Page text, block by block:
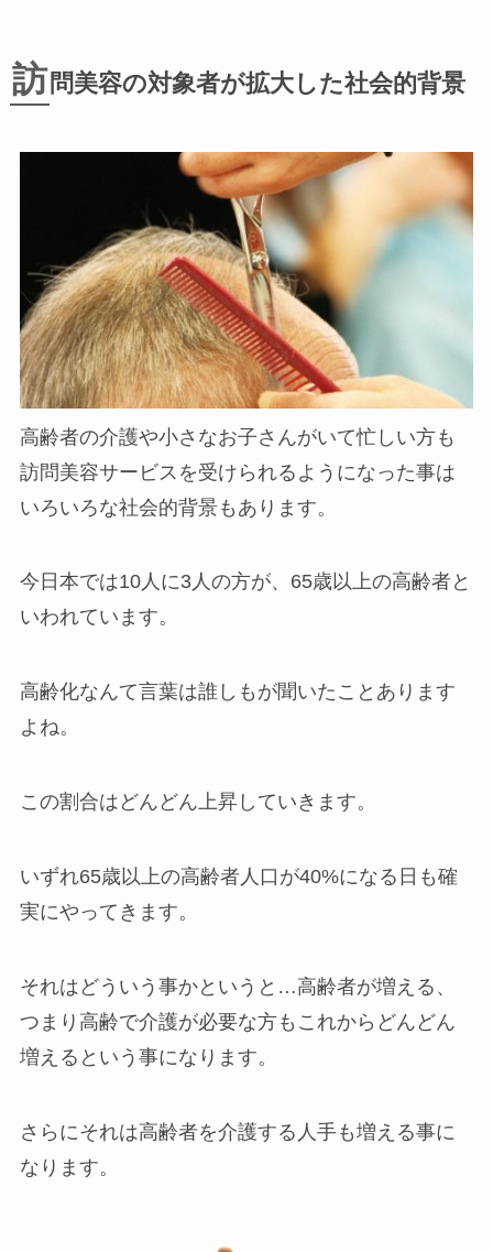
訪 問美容の対象者が拡大した社会的背景
高齢者の介護や小さなお子さんがいて忙しい方も
訪問美容サービスを受けられるようになった事は
いろいろな社会的背景もあります。
今日本では10人に3人の方が、65歳以上の高齢者と
いわれています。
高齢化なんて言葉は誰しもが聞いたことあります
よね。
この割合はどんどん上昇していきます。
いずれ65歳以上の高齢者人口が40%になる日も確
実にやってきます。
それはどういう事かというと…高齢者が増える、
つまり高齢で介護が必要な方もこれからどんどん
増えるという事になります。
さらにそれは高齢者を介護する人手も増える事に
なります。